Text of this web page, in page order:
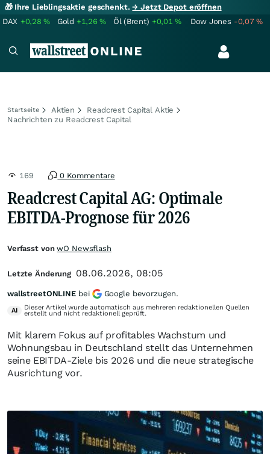
🎁 Ihre Lieblingsaktie geschenkt.→ Jetzt Depot eröffnen
DAX +0,28% Gold +1,26% Öl (Brent) +0,01% Dow Jones -0,07%
Startseite Aktien
Readcrest Capital Aktie
Nachrichten zu Readcrest Capital
169 0 Kommentare
Readcrest Capital AG: Optimale
EBITDA-Prognose für 2026
Mit klarem Fokus auf profitables Wachstum und
Wohnungsbau in Deutschland stellt das Unternehmen
seine EBITDA‑Ziele bis 2026 und die neue strategische
Ausrichtung vor.
Verfasst vonwO Newsflash
Letzte Änderung 08.06.2026, 08:05
wallstreetONLINE bei Google bevorzugen.
AI Dieser Artikel wurde automatisch aus mehreren redaktionellen Quellen
erstellt und nicht redaktionell geprüft.